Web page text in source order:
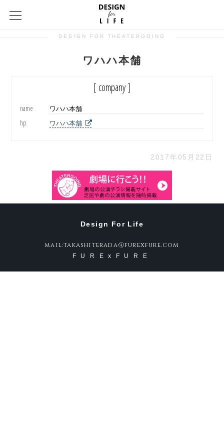
DESIGN FOR THEATERGOING
ワハハ本舗
[ company ]
name ワハハ本舗
hp ワハハ本舗
2017年05月22日
Design For Life
mail:takashiterada@furexfure.com
FURExFURE